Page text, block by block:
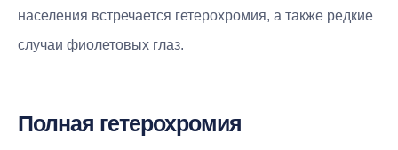
населения встречается гетерохромия, а также редкие
случаи фиолетовых глаз.
Полная гетерохромия